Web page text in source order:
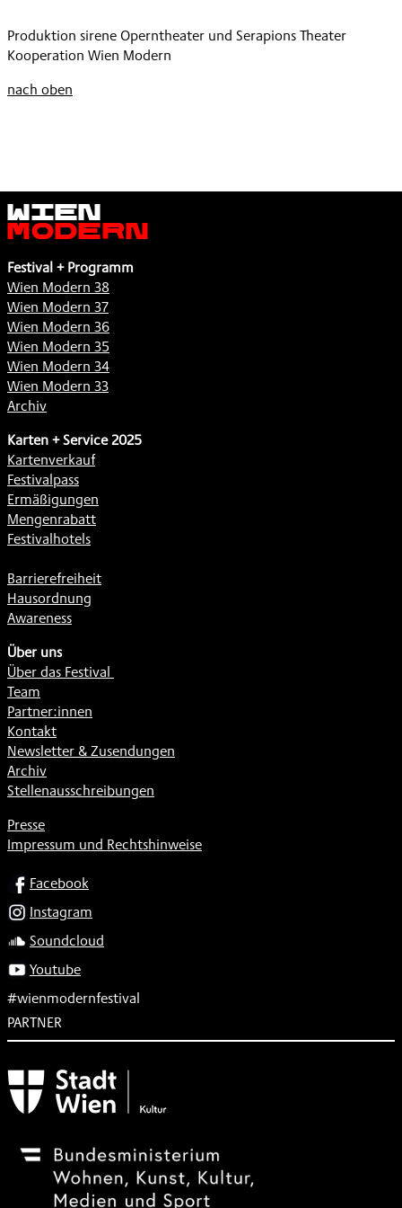
REVUE
,
EINE
PHANTASTISCHE
REVUE
,
KRISTINE
TORNQUIST:
EINE
Produktion sirene Operntheater und Serapions Theater
Kooperation Wien Modern
nach oben
Wien
Modern
Festival + Programm
Wien Modern 38
Wien Modern 37
Wien Modern 36
Wien Modern 35
Wien Modern 34
Wien Modern 33
Archiv
Karten + Service 2025
Kartenverkauf
Festivalpass
Ermäßigungen
Mengenrabatt
Festivalhotels
Barrierefreiheit
Hausordnung
Awareness
Über uns
Über das Festival
Team
Partner:innen
Kontakt
Newsletter & Zusendungen
Archiv
Stellenausschreibungen
Presse
Impressum und Rechtshinweise
SOCIALFacebook
Instagram
Soundcloud
Youtube
#wienmodernfestival
PARTNER
Subventionsgeber